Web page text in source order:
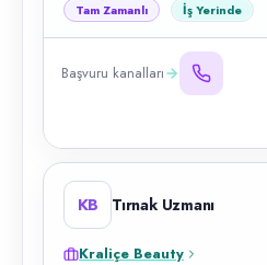
Tam Zamanlı İş Yerinde
Başvuru kanalları
KB Tırnak Uzmanı
Kraliçe Beauty